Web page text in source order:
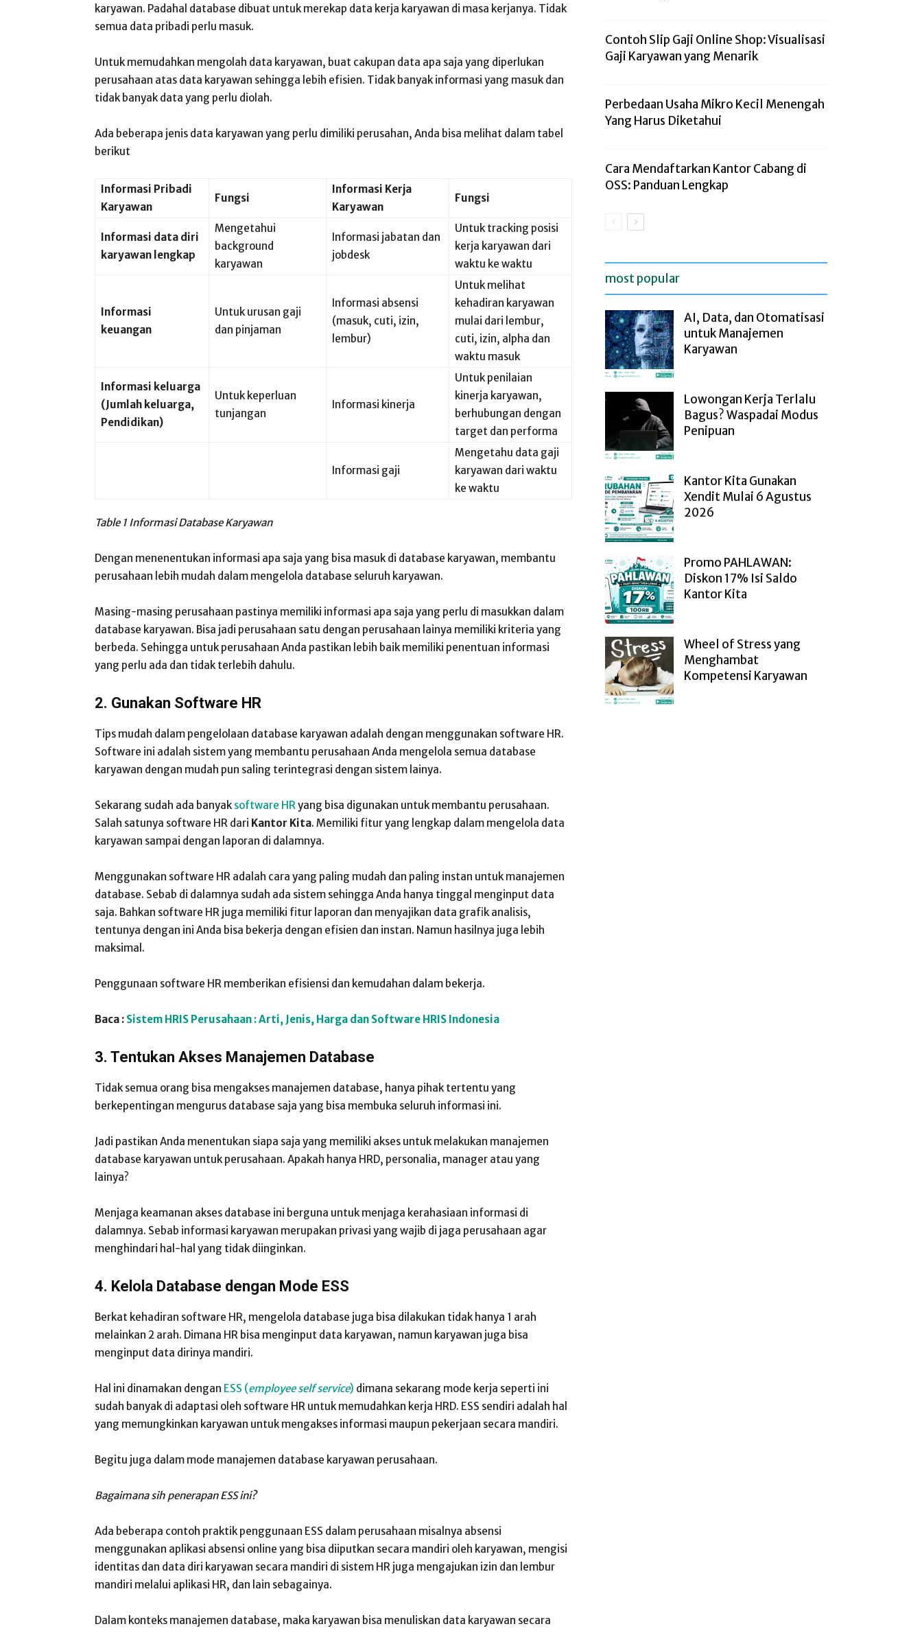
karyawan. Padahal database dibuat untuk merekap data kerja karyawan di masa kerjanya. Tidak
semua data pribadi perlu masuk.
Untuk memudahkan mengolah data karyawan, buat cakupan data apa saja yang diperlukan
perusahaan atas data karyawan sehingga lebih efisien. Tidak banyak informasi yang masuk dan
tidak banyak data yang perlu diolah.
Ada beberapa jenis data karyawan yang perlu dimiliki perusahan, Anda bisa melihat dalam tabel
berikut
Informasi Pribadi
Karyawan
Fungsi
Informasi Kerja
Karyawan
Fungsi
Informasi data diri
karyawan lengkap
Mengetahui
background
karyawan
Informasi jabatan dan
jobdesk
Untuk tracking posisi
kerja karyawan dari
waktu ke waktu
Informasi
keuangan
Untuk urusan gaji
dan pinjaman
Informasi absensi
(masuk, cuti, izin,
lembur)
Untuk melihat
kehadiran karyawan
mulai dari lembur,
cuti, izin, alpha dan
waktu masuk
Informasi keluarga
(Jumlah keluarga,
Pendidikan)
Untuk keperluan
tunjangan
Informasi kinerja
Untuk penilaian
kinerja karyawan,
berhubungan dengan
target dan performa
Informasi gaji
Mengetahu data gaji
karyawan dari waktu
ke waktu
Table 1 Informasi Database Karyawan
Dengan menenentukan informasi apa saja yang bisa masuk di database karyawan, membantu
perusahaan lebih mudah dalam mengelola database seluruh karyawan.
Masing-masing perusahaan pastinya memiliki informasi apa saja yang perlu di masukkan dalam
database karyawan. Bisa jadi perusahaan satu dengan perusahaan lainya memiliki kriteria yang
berbeda. Sehingga untuk perusahaan Anda pastikan lebih baik memiliki penentuan informasi
yang perlu ada dan tidak terlebih dahulu.
2. Gunakan Software HR
Tips mudah dalam pengelolaan database karyawan adalah dengan menggunakan software HR.
Software ini adalah sistem yang membantu perusahaan Anda mengelola semua database
karyawan dengan mudah pun saling terintegrasi dengan sistem lainya.
Sekarang sudah ada banyaksoftware HRyang bisa digunakan untuk membantu perusahaan.
Salah satunya software HR dari Kantor Kita. Memiliki fitur yang lengkap dalam mengelola data
karyawan sampai dengan laporan di dalamnya.
Menggunakan software HR adalah cara yang paling mudah dan paling instan untuk manajemen
database. Sebab di dalamnya sudah ada sistem sehingga Anda hanya tinggal menginput data
saja. Bahkan software HR juga memiliki fitur laporan dan menyajikan data grafik analisis,
tentunya dengan ini Anda bisa bekerja dengan efisien dan instan. Namun hasilnya juga lebih
maksimal.
Penggunaan software HR memberikan efisiensi dan kemudahan dalam bekerja.
Baca : Sistem HRIS Perusahaan : Arti, Jenis, Harga dan Software HRIS Indonesia
3. Tentukan Akses Manajemen Database
Tidak semua orang bisa mengakses manajemen database, hanya pihak tertentu yang
berkepentingan mengurus database saja yang bisa membuka seluruh informasi ini.
Jadi pastikan Anda menentukan siapa saja yang memiliki akses untuk melakukan manajemen
database karyawan untuk perusahaan. Apakah hanya HRD, personalia, manager atau yang
lainya?
Menjaga keamanan akses database ini berguna untuk menjaga kerahasiaan informasi di
dalamnya. Sebab informasi karyawan merupakan privasi yang wajib di jaga perusahaan agar
menghindari hal-hal yang tidak diinginkan.
4. Kelola Database dengan Mode ESS
Berkat kehadiran software HR, mengelola database juga bisa dilakukan tidak hanya 1 arah
melainkan 2 arah. Dimana HR bisa menginput data karyawan, namun karyawan juga bisa
menginput data dirinya mandiri.
Hal ini dinamakan dengan ESS (employee self service) dimana sekarang mode kerja seperti ini
sudah banyak di adaptasi oleh software HR untuk memudahkan kerja HRD. ESS sendiri adalah hal
yang memungkinkan karyawan untuk mengakses informasi maupun pekerjaan secara mandiri.
Begitu juga dalam mode manajemen database karyawan perusahaan.
Bagaimana sih penerapan ESS ini?
Ada beberapa contoh praktik penggunaan ESS dalam perusahaan misalnya absensi
menggunakan aplikasi absensi online yang bisa diiputkan secara mandiri oleh karyawan, mengisi
identitas dan data diri karyawan secara mandiri di sistem HR juga mengajukan izin dan lembur
mandiri melalui aplikasi HR, dan lain sebagainya.
Dalam konteks manajemen database, maka karyawan bisa menuliskan data karyawan secara
Contoh Slip Gaji Online Shop: Visualisasi
Gaji Karyawan yang Menarik
Perbedaan Usaha Mikro Kecil Menengah
Yang Harus Diketahui
Cara Mendaftarkan Kantor Cabang di
OSS: Panduan Lengkap
most popular
AI, Data, dan Otomatisasi
untuk Manajemen
Karyawan
Lowongan Kerja Terlalu
Bagus? Waspadai Modus
Penipuan
Kantor Kita Gunakan
Xendit Mulai 6 Agustus
2026
Promo PAHLAWAN:
Diskon 17% Isi Saldo
Kantor Kita
Wheel of Stress yang
Menghambat
Kompetensi Karyawan